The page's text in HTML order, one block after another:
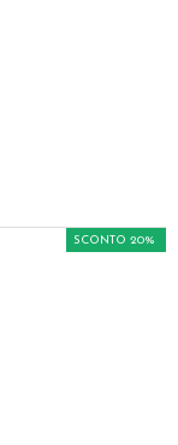
SCONTO 20%